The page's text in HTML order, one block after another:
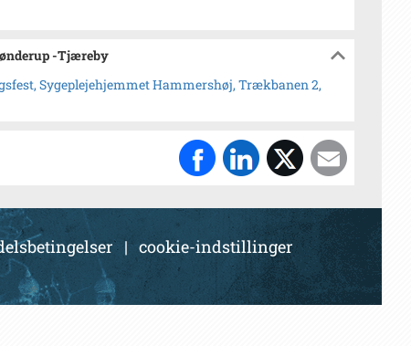
-Tjæreby
Sygeplejehjemmet Hammershøj, Trækbanen 2,
| cookie-indstillinger